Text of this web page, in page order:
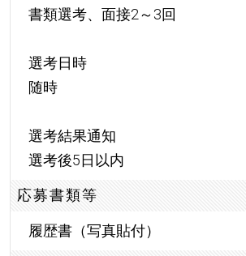
書類選考、面接2～3回
選考日時
随時
選考結果通知
選考後5日以内
応募書類等
履歴書（写真貼付）